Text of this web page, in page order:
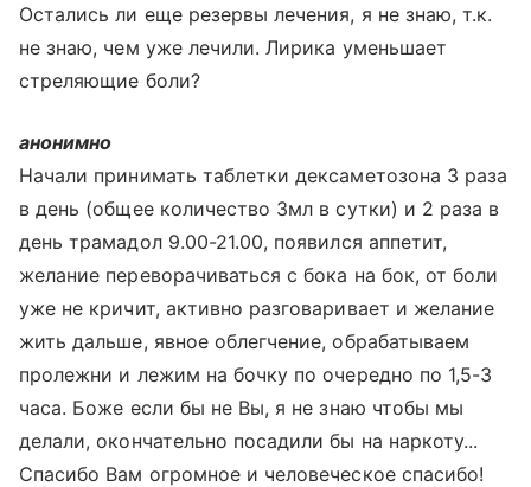
Остались ли еще резервы лечения, я не знаю, т.к.
не знаю, чем уже лечили. Лирика уменьшает
стреляющие боли?
анонимно
Начали принимать таблетки дексаметозона 3 раза
в день (общее количество 3мл в сутки) и 2 раза в
день трамадол 9.00-21.00, появился аппетит,
желание переворачиваться с бока на бок, от боли
уже не кричит, активно разговаривает и желание
жить дальше, явное облегчение, обрабатываем
пролежни и лежим на бочку по очередно по 1,5-3
часа. Боже если бы не Вы, я не знаю чтобы мы
делали, окончательно посадили бы на наркоту...
Спасибо Вам огромное и человеческое спасибо!